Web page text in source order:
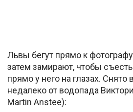
Львы бегут прямо к
затем замирают, чтобы
прямо у него на глазах. Снято
недалеко от водопада
Martin Anstee):